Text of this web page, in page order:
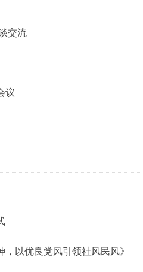
交流
议
以优良党风引领社风民风》